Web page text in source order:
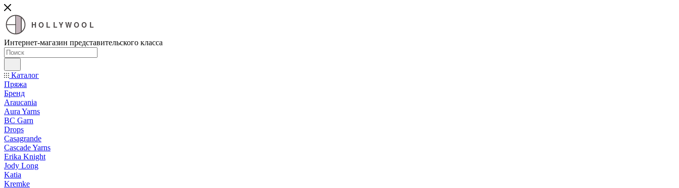
HOLLYWOOL
Интернет-магазин представительского класса
Каталог
Пряжа
Бренд
Araucania
Aura Yarns
BC Garn
Drops
Casagrande
Cascade Yarns
Erika Knight
Jody Long
Katia
Kremke